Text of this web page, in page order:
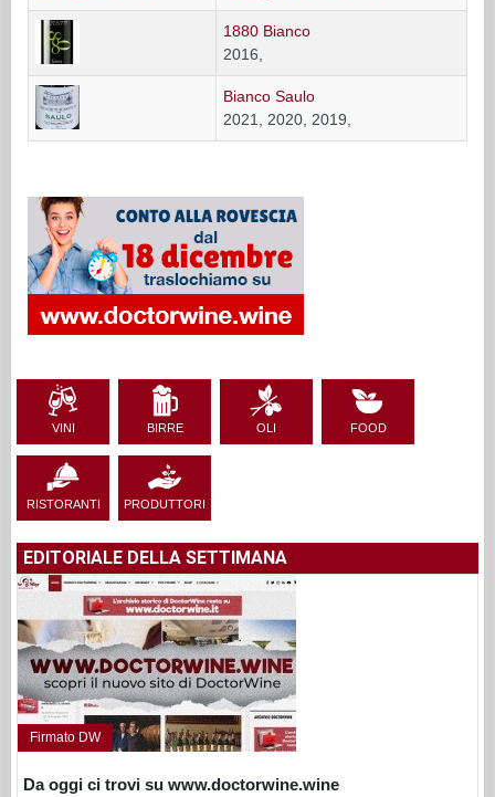
1880 Bianco
2016,
Bianco Saulo
2021, 2020, 2019,
VINI BIRRE OLI FOOD
RISTORANTI PRODUTTORI
EDITORIALE DELLA SETTIMANA
Firmato DW
Da oggi ci trovi su www.doctorwine.wine